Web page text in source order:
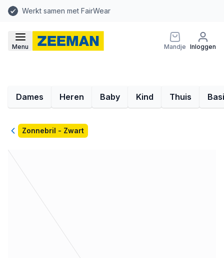
Werkt samen met FairWear
Menu Mandje Inloggen
Dames Heren Baby Kind Thuis
TerugZonnebril - Zwart